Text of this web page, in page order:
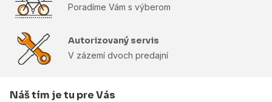
Poradíme Vám s výberom
Autorizovaný servis
V zázemí dvoch predajní
Náš tím je tu pre Vás